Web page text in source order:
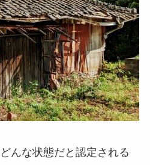
んな状態だと認定される